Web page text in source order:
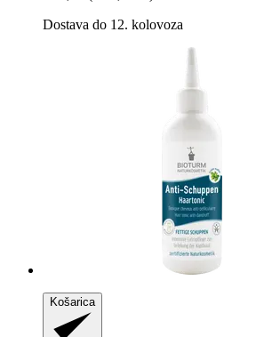
Dostava do 12. kolovoza
Košarica